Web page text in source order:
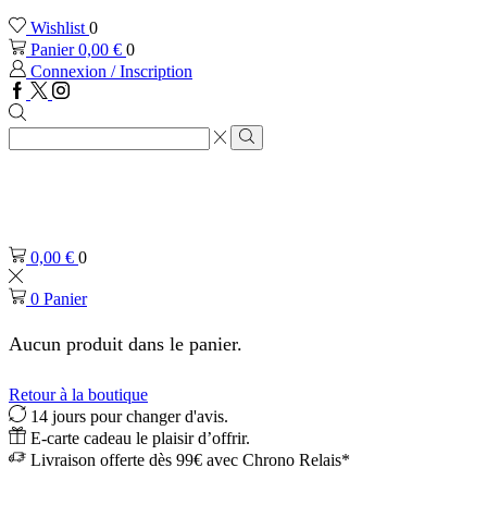
Wishlist 0
Panier0,00 € 0
Connexion / Inscription
Facebook
TwitterInstagram
Zone
de
Rechercher
0,00 € 0
0 Panier
Aucun produit dans le panier.
Retour à la boutique
14 jours pour changer d'avis.
E-carte cadeau le plaisir d’offrir.
Livraison offerte dès 99€ avec Chrono Relais*